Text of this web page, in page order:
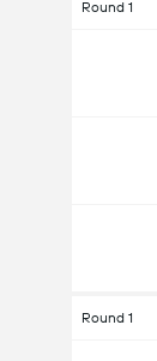
Round 1
Round 1